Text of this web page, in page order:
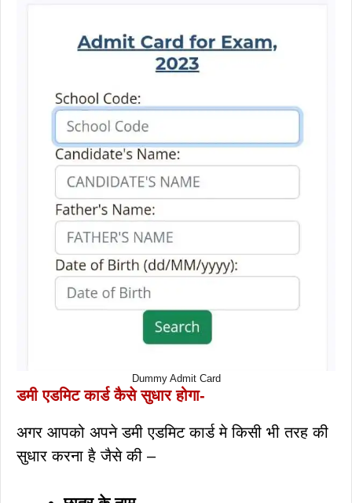
Dummy Admit Card
डमी एडमिट कार्ड कैसे सुधार होगा-
अगर आपको अपने डमी एडमिट कार्ड मे किसी भी तरह की
सुधार करना है जैसे की –